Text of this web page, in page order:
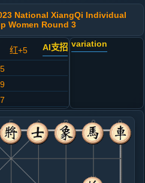
National XiangQi Individual
Women Round 3
红+5 AI支招 variation